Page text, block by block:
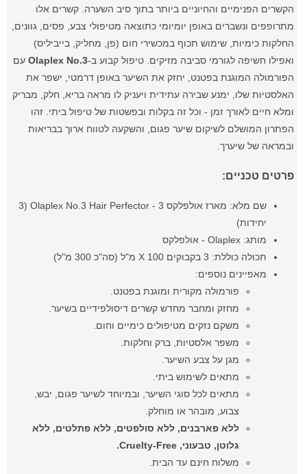
הקשרים הפנימיים והחיוניים ביותר בתוך סיב השערה. קשרים אלו
מתרופפים ונשברים באופן יומיומי כתוצאה מטיפולי צבע, פסים, גוונים,
החלקות כימיות, שימוש תכוף במכשירי חום (פן, מחליק, בייביליס)
ואפילו חשיפה לגורמי סביבה מזיקים. טיפול קבוע ב-Olaplex No.3 עם
הפורמולה המוגנת בפטנט, יחזק את השיער באופן דרמטי, ישפר את
האלסטיות שלו, ימנע שבירה עתידית ויעניק לו מראה בריא, חלק, מבריק
ומלא חיים לאורך זמן - וכל זה בקלות ובפשטות של טיפול ביתי. זהו
הפתרון המושלם לשיקום שיער פגום, והשקעה לטווח ארוך בבריאות
ובמראה של שיערך.
פרטים טכניים:
שם מלא: מארז אולפלקס 3 - Olaplex No.3 Hair Perfector (3
יחידות)
מותג: Olaplex - אולפלקס
תכולה כוללת: 3 בקבוקים X 100 מ"ל (סה"כ 300 מ"ל)
מאפיינים נוספים:
פורמולה מקורית ומוגנת בפטנט.
מחזק ומחבר מחדש קשרים דיסולפידיים בשיער.
משקם נזקים מטיפולים כימיים וחום.
משפר אלסטיות, ברק וחלקות.
מגן על צבע השיער.
מתאים לשימוש ביתי.
מתאים לכל סוגי השיער, ובמיוחד לשיער פגום, יבש,
צבוע, מובהר או מוחלק.
ללא פארבנים, ללא סולפטים, ללא פתלטים, ללא
גלוטן, טבעוני, Cruelty-Free.
משלוח חינם עד הבית.